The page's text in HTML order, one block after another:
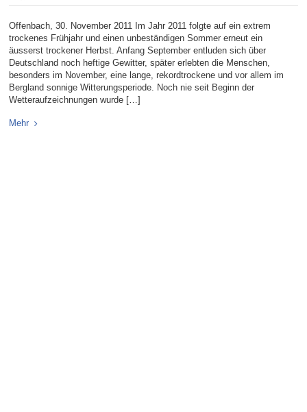
Offenbach, 30. November 2011 Im Jahr 2011 folgte auf ein extrem
trockenes Frühjahr und einen unbeständigen Sommer erneut ein
äusserst trockener Herbst. Anfang September entluden sich über
Deutschland noch heftige Gewitter, später erlebten die Menschen,
besonders im November, eine lange, rekordtrockene und vor allem im
Bergland sonnige Witterungsperiode. Noch nie seit Beginn der
Wetteraufzeichnungen wurde […]
Mehr